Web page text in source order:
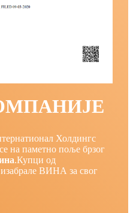
Холдингс
на паметно поље брзог
.Купци од
ВИНА за свог